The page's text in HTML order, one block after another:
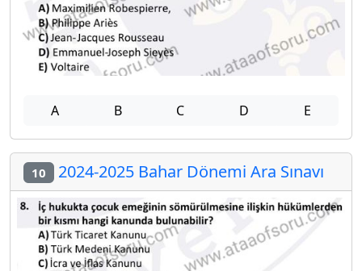
A B C D E
10 2024-2025 Bahar Dönemi Ara Sınavı